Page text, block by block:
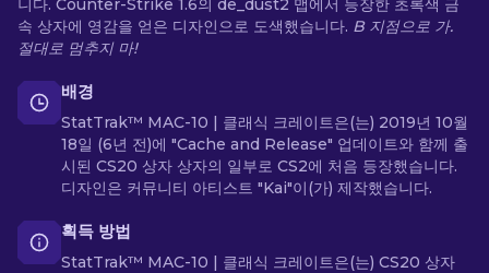
니다. Counter-Strike 1.6의 de_dust2 맵에서 등장한 초록색 금
속 상자에 영감을 얻은 디자인으로 도색했습니다. B 지점으로 가.
절대로 멈추지 마!
배경
StatTrak™ MAC-10 | 클래식 크레이트은(는) 2019년 10월
18일 (6년 전)에 "Cache and Release" 업데이트와 함께 출
시된 CS20 상자 상자의 일부로 CS2에 처음 등장했습니다.
디자인은 커뮤니티 아티스트 "Kai"이(가) 제작했습니다.
획득 방법
StatTrak™ MAC-10 | 클래식 크레이트은(는) CS20 상자